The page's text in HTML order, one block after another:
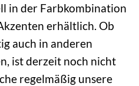
in der Farbkombination
erhältlich. Ob
auch in anderen
ist derzeit noch nicht
regelmäßig unsere